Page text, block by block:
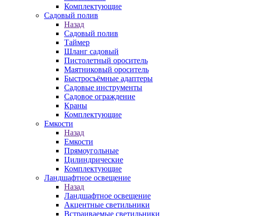
Комплектующие
Садовый полив
Назад
Садовый полив
Таймер
Шланг садовый
Пистолетный ороситель
Маятниковый ороситель
Быстросъёмные адаптеры
Садовые инструменты
Садовое ограждение
Краны
Комплектующие
Емкости
Назад
Емкости
Прямоугольные
Цилиндрические
Комплектующие
Ландшафтное освещение
Назад
Ландшафтное освещение
Акцентные светильники
Встраиваемые светильники